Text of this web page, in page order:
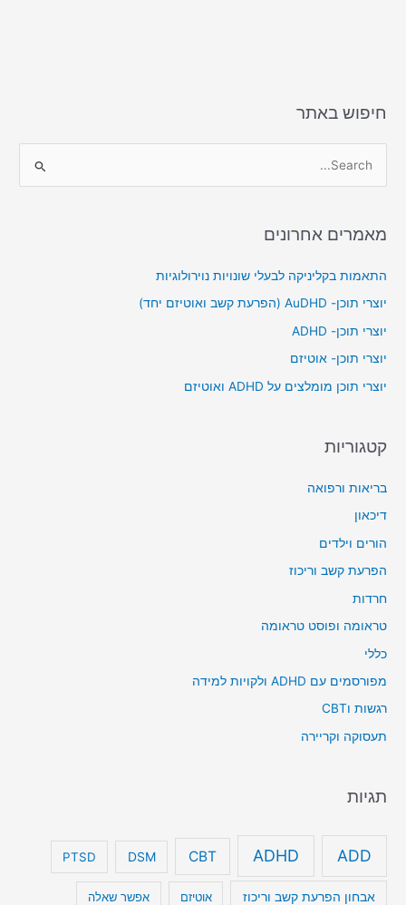
חיפוש באתר
r
o
r
:
מאמרים אחרונים
התאמות בקליניקה לבעלי שונויות נוירולוגיות
יוצרי תוכן- AuDHD (הפרעת קשב ואוטיזם יחד)
יוצרי תוכן- ADHD
יוצרי תוכן- אוטיזם
יוצרי תוכן מומלצים על ADHD ואוטיזם
קטגוריות
בריאות ורפואה
דיכאון
הורים וילדים
הפרעת קשב וריכוז
חרדות
טראומה ופוסט טראומה
כללי
מפורסמים עם ADHD ולקויות למידה
רגשות וCBT
תעסוקה וקריירה
תגיות
ADD
ADHD
CBT
DSM
PTSD
אבחון הפרעת קשב וריכוז אוטיזם אפשר שאלה